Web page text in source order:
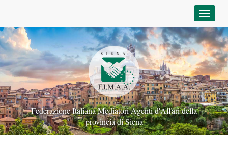
Federazione Italiana Mediatori Agenti d'Affari della
provincia di Siena